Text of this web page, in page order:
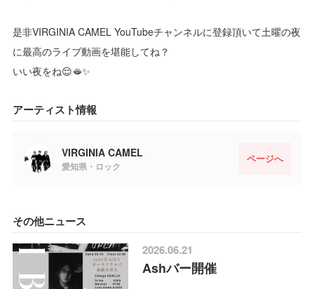
是非VIRGINIA CAMEL YouTubeチャンネルに登録頂いて土曜の夜
に最高のライブ動画を堪能してね？
いい夜をね😌🫦✨
アーティスト情報
VIRGINIA CAMEL
愛知県・ロック
ページへ
その他ニュース
2026.06.21
Ashバー開催